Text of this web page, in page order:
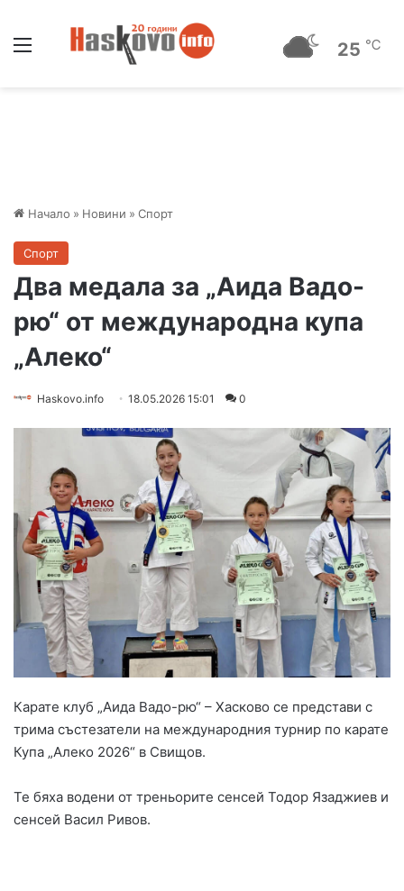
25 ℃
Начало » Новини » Спорт
Спорт
Два медала за „Аида Вадо-
рю“ от международна купа
„Алеко“
Haskovo.info 18.05.2026 15:01 0
Карате клуб „Аида Вадо-рю“ – Хасково се представи с
трима състезатели на международния турнир по карате
Купа „Алеко 2026“ в Свищов.
Те бяха водени от треньорите сенсей Тодор Язаджиев и
сенсей Васил Ривов.